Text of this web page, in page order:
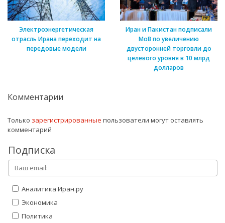
Электроэнергетическая
отрасль Ирана переходит на
передовые модели
Иран и Пакистан подписали
МоВ по увеличению
двусторонней торговли до
целевого уровня в 10 млрд
долларов
Комментарии
Только зарегистрированные пользователи могут оставлять
комментарий
Подписка
Аналитика Иран.ру
Экономика
Политика